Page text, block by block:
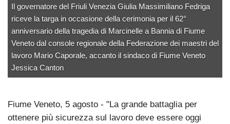
Il governatore del Friuli Venezia Giulia Massimiliano Fedriga
riceve la targa in occasione della cerimonia per il 62°
anniversario della tragedia di Marcinelle a Bannia di Fiume
Veneto dal console regionale della Federazione dei maestri del
lavoro Mario Caporale, accanto il sindaco di Fiume Veneto
Jessica Canton
Fiume Veneto, 5 agosto - "La grande battaglia per
ottenere più sicurezza sul lavoro deve essere oggi